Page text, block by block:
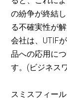
の紛争が終結
る不確実性が
会社は、UTIF
品への応用に
す。(ビジネス
スミスフィー